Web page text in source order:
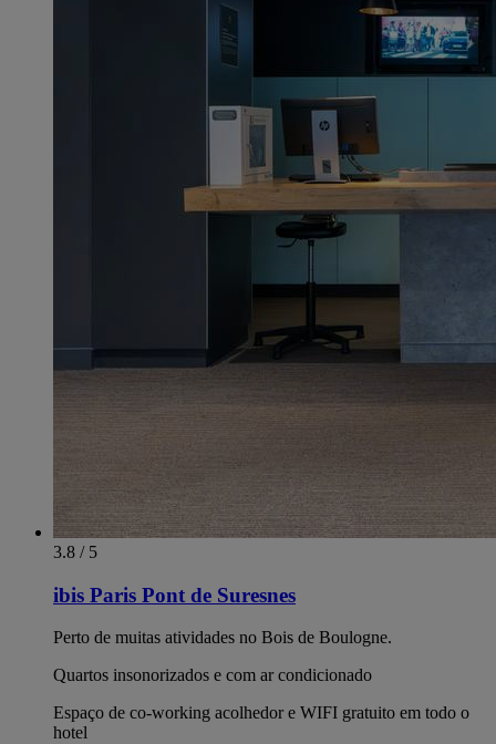
3.8 / 5
ibis Paris Pont de Suresnes
Perto de muitas atividades no Bois de Boulogne.
Quartos insonorizados e com ar condicionado
Espaço de co-working acolhedor e WIFI gratuito em todo o
hotel